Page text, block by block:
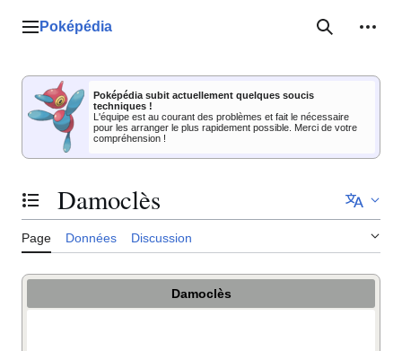
Menu principal
Poképédia
Poképédia subit actuellement quelques soucis
techniques !
L'équipe est au courant des problèmes et fait le nécessaire
pour les arranger le plus rapidement possible. Merci de votre
compréhension !
Basculer la table des matières
Damoclès
Page Données Discussion
Damoclès